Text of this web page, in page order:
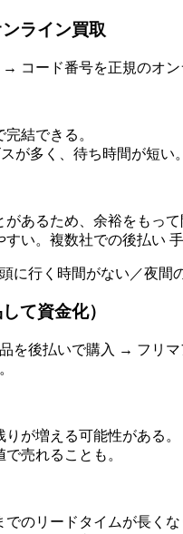
ライン買取
コード番号を正規のオ
結できる。
が多く、待ち時間が短い。
あるため、余裕をもって
い。複数社での後払い
に行く時間がない／夜間
て資金化）
を後払いで購入 → フリ
が増える可能性がある。
売れることも。
のリードタイムが長くな